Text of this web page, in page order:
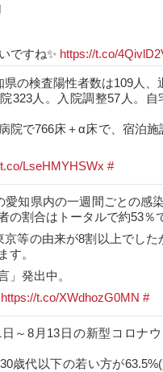
ですね✨ https://t.co/
県の検査陽性者数は109人、
323人。入院調整57人。自
院で766床＋α床で、宿泊
LseHMYHSWx #
愛知県内の一週間ごとの感
の割合はトータルで約53％
京等の由来が8割以上でし
す。
」発出中。
https://t.co/XWdhozG0MN #
～8月13日の新型コロナ
歳代以下の若い方が